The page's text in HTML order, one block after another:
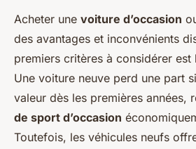
Acheter une voiture d’occasion
des avantages et inconvénients
premiers critères à considérer est
Une voiture neuve perd une part
valeur dès les premières années,
de sport d’occasion
Toutefois, les véhicules neufs